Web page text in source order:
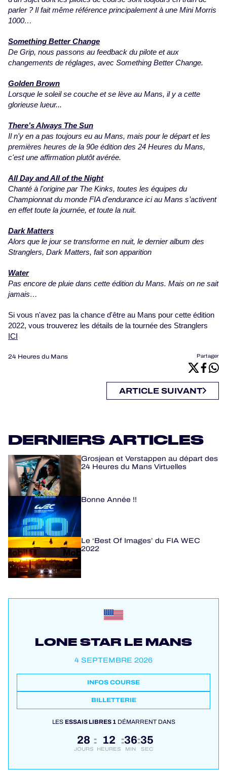
parler ? Il fait même référence principalement à une Mini Morris
1000…
Something Better Change
De Grip, nous passons au feedback du pilote et aux
changements de réglages, avec Something Better Change.
Golden Brown
Lorsque le soleil se couche et se lève au Mans, il y a cette
glorieuse lueur...
There’s Always The Sun
Il n'y en a pas toujours eu au Mans, mais pour le départ et les
premières heures de la 90e édition des 24 Heures du Mans,
c'est une affirmation plutôt avérée.
All Day and All of the Night
Chanté à l'origine par The Kinks, toutes les équipes du
Championnat du monde FIA d'endurance ici au Mans s’activent
en effet toute la journée, et toute la nuit.
Dark Matters
Alors que le jour se transforme en nuit, le dernier album des
Stranglers, Dark Matters, fait son apparition
Water
Pas encore de pluie dans cette édition du Mans. Mais on ne sait
jamais…
Si vous n'avez pas la chance d'être au Mans pour cette édition
2022, vous trouverez les détails de la tournée des Stranglers
ICI
24 Heures du Mans Partager
ARTICLE SUIVANT
DERNIERS ARTICLES
Grosjean et Verstappen au départ des
24 Heures du Mans Virtuelles
Bonne Année !!
Le ‘Best Of Images’ du FIA WEC
2022
LONE STAR LE MANS
4 SEPTEMBRE 2026
INFOS COURSE
BILLETTERIE
LESESSAIS LIBRES 1DÉMARRENT DANS
28
JOURS
: 12
HEURES
:36
MIN
:34
SEC